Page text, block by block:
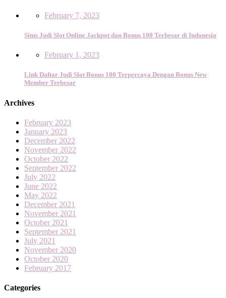
February 7, 2023
Situs Judi Slot Online Jackpot dan Bonus 100 Terbesar di Indonesia
February 1, 2023
Link Daftar Judi Slot Bonus 100 Terpercaya Dengan Bonus New
Member Terbesar
Archives
February 2023
January 2023
December 2022
November 2022
October 2022
September 2022
July 2022
June 2022
May 2022
December 2021
November 2021
October 2021
September 2021
July 2021
November 2020
October 2020
February 2017
Categories